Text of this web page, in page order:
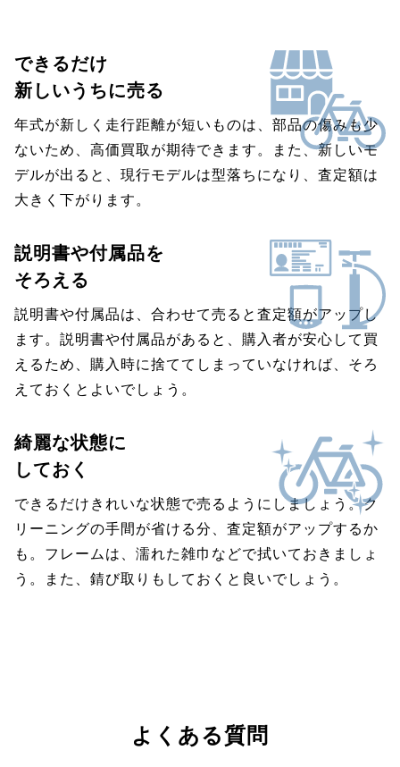
できるだけ
新しいうちに売る
年式が新しく走行距離が短いものは、部品の傷みも少
ないため、高価買取が期待できます。また、新しいモ
デルが出ると、現行モデルは型落ちになり、査定額は
大きく下がります。
説明書や付属品を
そろえる
説明書や付属品は、合わせて売ると査定額がアップし
ます。説明書や付属品があると、購入者が安心して買
えるため、購入時に捨ててしまっていなければ、そろ
えておくとよいでしょう。
綺麗な状態に
しておく
できるだけきれいな状態で売るようにしましょう。ク
リーニングの手間が省ける分、査定額がアップするか
も。フレームは、濡れた雑巾などで拭いておきましょ
う。また、錆び取りもしておくと良いでしょう。
よくある質問